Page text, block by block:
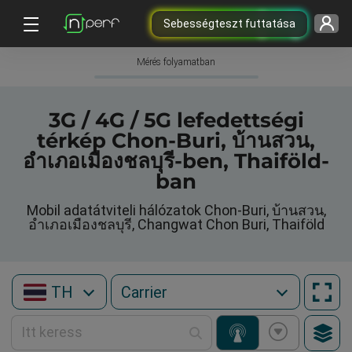
Sebességteszt futtatása
Mérés folyamatban
3G / 4G / 5G lefedettségi
térkép Chon-Buri, บ้านสวน,
อำเภอเมืองชลบุรี-ben, Thaiföld-
ban
Mobil adatátviteli hálózatok Chon-Buri, บ้านสวน,
อำเภอเมืองชลบุรี, Changwat Chon Buri, Thaiföld
TH